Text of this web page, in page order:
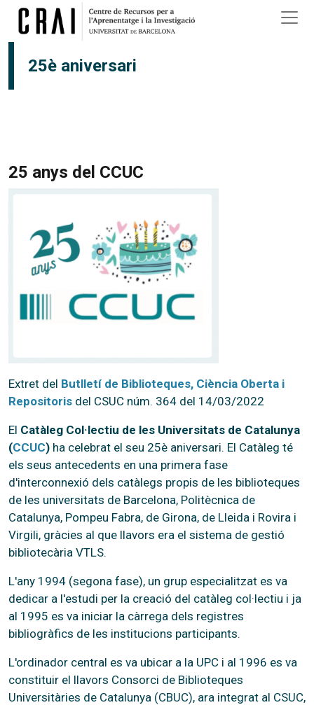
Pasar al contenido principal
25è aniversari
25 anys del CCUC
Extret del Butlletí de Biblioteques, Ciència Oberta i
Repositoris del CSUC núm. 364 del 14/03/2022
El Catàleg Col·lectiu de les Universitats de Catalunya
(CCUC) ha celebrat el seu 25è aniversari. El Catàleg té
els seus antecedents en una primera fase
d'interconnexió dels catàlegs propis de les biblioteques
de les universitats de Barcelona, Politècnica de
Catalunya, Pompeu Fabra, de Girona, de Lleida i Rovira i
Virgili, gràcies al que llavors era el sistema de gestió
bibliotecària VTLS.
L'any 1994 (segona fase), un grup especialitzat es va
dedicar a l'estudi per la creació del catàleg col·lectiu i ja
al 1995 es va iniciar la càrrega dels registres
bibliogràfics de les institucions participants.
L'ordinador central es va ubicar a la UPC i al 1996 es va
constituir el llavors Consorci de Biblioteques
Universitàries de Catalunya (CBUC), ara integrat al CSUC,